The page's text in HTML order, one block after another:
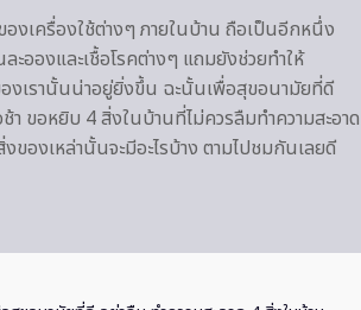
องเครื่องใช้ต่างๆ ภายในบ้าน ถือเป็นอีกหนึ่ง
อองและเชื้อโรคต่างๆ แถมยังช่วยทำให้
งเรานั้นน่าอยู่ยิ่งขึ้น ฉะนั้นเพื่อสุขอนามัยที่ดี
า ขอหยิบ 4 สิ่งในบ้านที่ไม่ควรลืมทำความสะอาด
องเหล่านั้นจะมีอะไรบ้าง ตามไปชมกันเลยดี